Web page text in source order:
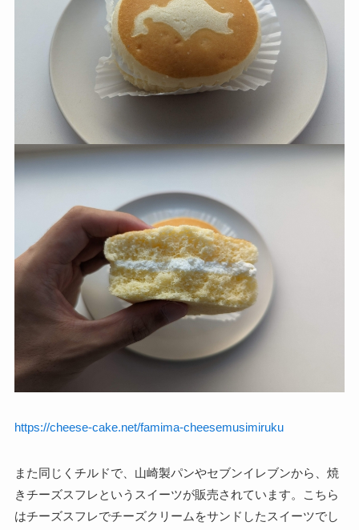
https://cheese-cake.net/famima-cheesemusimiruku
また同じくチルドで、山崎製パンやセブンイレブンから、焼
きチーズスフレというスイーツが販売されています。こちら
はチーズスフレでチーズクリームをサンドしたスイーツでし